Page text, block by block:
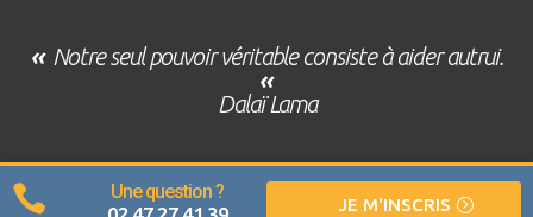

Une question ?
JE M'INSCRIS
« Notre seul pouvoir véritable consiste à aider autrui.
«
Dalaï Lama